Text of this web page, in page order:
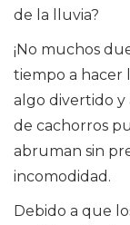
de la lluvia?
¡No muchos
tiempo a hacer
algo divertido y
de cachorros
abruman sin
incomodidad.
Debido a que